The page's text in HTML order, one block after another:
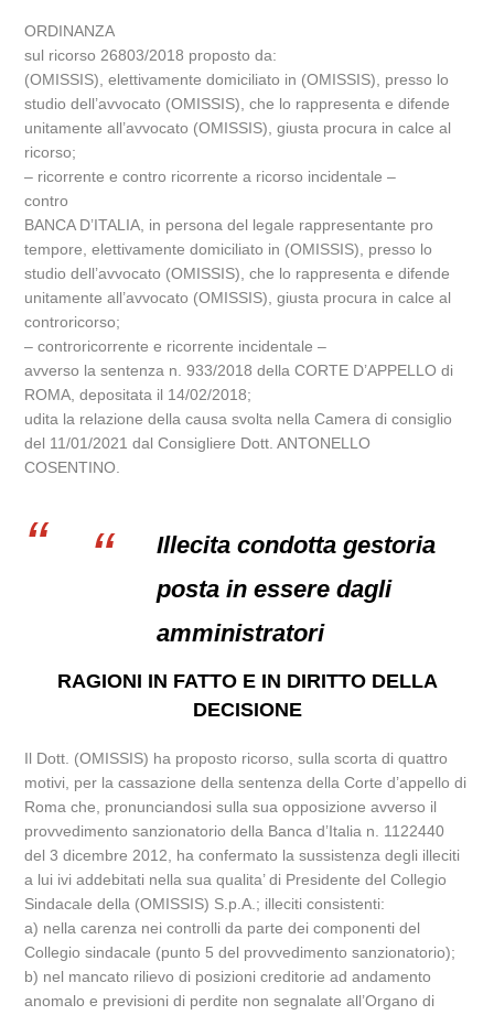
ORDINANZA
sul ricorso 26803/2018 proposto da:
(OMISSIS), elettivamente domiciliato in (OMISSIS), presso lo
studio dell’avvocato (OMISSIS), che lo rappresenta e difende
unitamente all’avvocato (OMISSIS), giusta procura in calce al
ricorso;
– ricorrente e contro ricorrente a ricorso incidentale –
contro
BANCA D’ITALIA, in persona del legale rappresentante pro
tempore, elettivamente domiciliato in (OMISSIS), presso lo
studio dell’avvocato (OMISSIS), che lo rappresenta e difende
unitamente all’avvocato (OMISSIS), giusta procura in calce al
controricorso;
– controricorrente e ricorrente incidentale –
avverso la sentenza n. 933/2018 della CORTE D’APPELLO di
ROMA, depositata il 14/02/2018;
udita la relazione della causa svolta nella Camera di consiglio
del 11/01/2021 dal Consigliere Dott. ANTONELLO
COSENTINO.
Illecita condotta gestoria
posta in essere dagli
amministratori
RAGIONI IN FATTO E IN DIRITTO DELLA
DECISIONE
Il Dott. (OMISSIS) ha proposto ricorso, sulla scorta di quattro
motivi, per la cassazione della sentenza della Corte d’appello di
Roma che, pronunciandosi sulla sua opposizione avverso il
provvedimento sanzionatorio della Banca d’Italia n. 1122440
del 3 dicembre 2012, ha confermato la sussistenza degli illeciti
a lui ivi addebitati nella sua qualita’ di Presidente del Collegio
Sindacale della (OMISSIS) S.p.A.; illeciti consistenti:
a) nella carenza nei controlli da parte dei componenti del
Collegio sindacale (punto 5 del provvedimento sanzionatorio);
b) nel mancato rilievo di posizioni creditorie ad andamento
anomalo e previsioni di perdite non segnalate all’Organo di